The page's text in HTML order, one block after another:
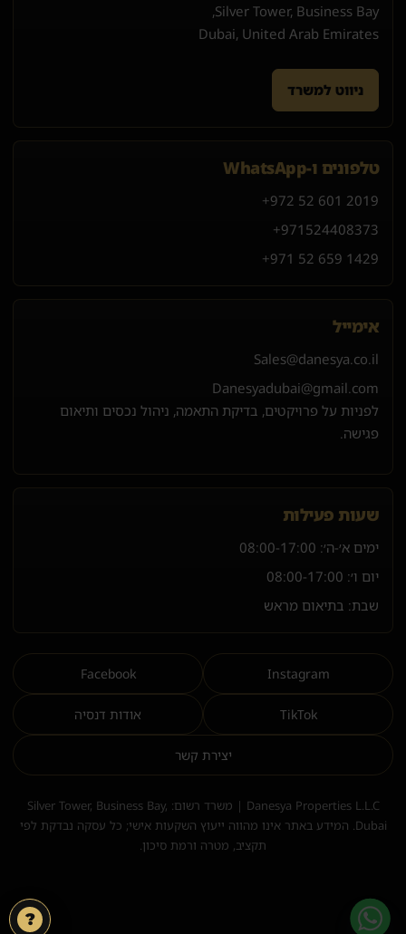
?
Silver Tower, Business Bay,
Dubai, United Arab Emirates
ניווט למשרד
טלפונים ו-WhatsApp
+972 52 601 2019
+971 524408373
+971 52 659 1429
אימייל
Sales@danesya.co.il
Danesyadubai@gmail.com
לפניות על פרויקטים, בדיקת התאמה, ניהול נכסים ותיאום
פגישה.
שעות פעילות
ימים א׳-ה׳: 08:00-17:00
יום ו׳: 08:00-17:00
שבת: בתיאום מראש
Instagram
Facebook
TikTok אודות דנסיה
יצירת קשר
Danesya Properties L.L.C | משרד רשום: Silver Tower, Business Bay,
Dubai. המידע באתר אינו מהווה ייעוץ השקעות אישי; כל עסקה נבדקת לפי
תקציב, מטרה ורמת סיכון.